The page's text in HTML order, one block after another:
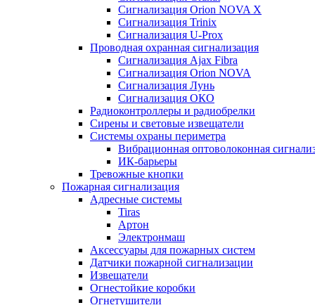
Сигнализация Orion NOVA X
Сигнализация Trinix
Сигнализация U-Prox
Проводная охранная сигнализация
Сигнализация Ajax Fibra
Сигнализация Orion NOVA
Сигнализация Лунь
Сигнализация ОКО
Радиоконтроллеры и радиобрелки
Сирены и световые извещатели
Системы охраны периметра
Вибрационная оптоволоконная
ИК-барьеры
Тревожные кнопки
Пожарная сигнализация
Адресные системы
Tiras
Артон
Электронмаш
Аксессуары для пожарных систем
Датчики пожарной сигнализации
Извещатели
Огнестойкие коробки
Огнетушители